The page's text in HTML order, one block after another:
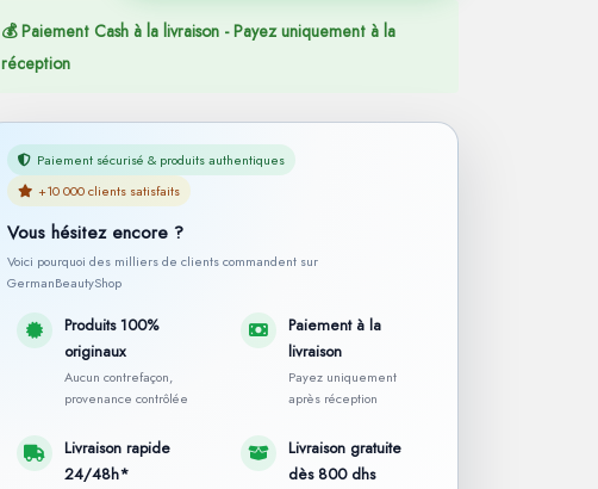
💰 Paiement Cash à la livraison - Payez uniquement à la
réception
Paiement sécurisé & produits authentiques
+10 000 clients satisfaits
Vous hésitez encore ?
Voici pourquoi des milliers de clients commandent sur
GermanBeautyShop
Produits 100%
originaux
Aucun contrefaçon,
provenance contrôlée
Paiement à la
livraison
Payez uniquement
après réception
Livraison rapide
24/48h*
Livraison gratuite
dès 800 dhs